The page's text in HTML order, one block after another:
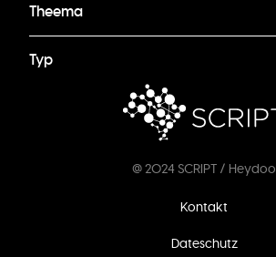
Theema
Typ
@ 2024 SCRIPT / Heydoo
Kontakt
Dateschutz